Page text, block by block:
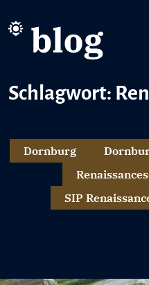
Schlagwort:
Dornburg
SIP